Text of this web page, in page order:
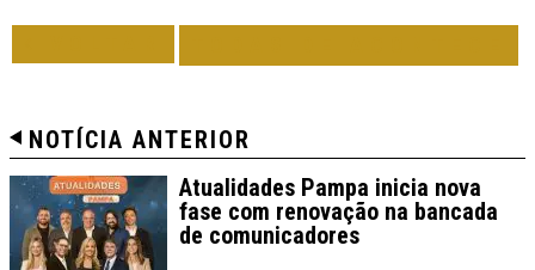
NOTÍCIA ANTERIOR
Atualidades Pampa inicia nova
fase com renovação na bancada
de comunicadores